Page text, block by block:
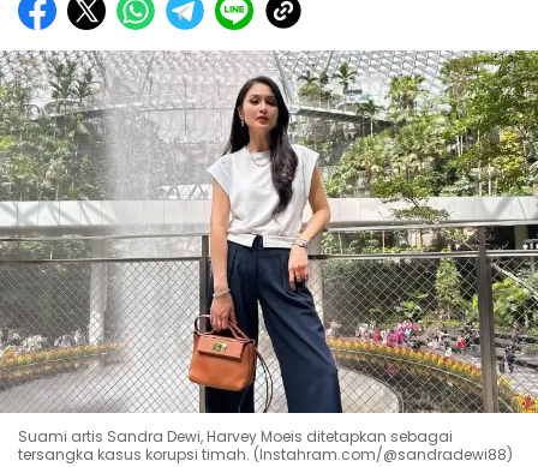
Suami artis Sandra Dewi, Harvey Moeis ditetapkan sebagai
tersangka kasus korupsi timah. (Instahram.com/@sandradewi88)